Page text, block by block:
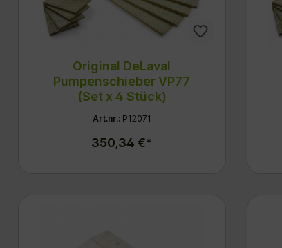
Original DeLaval
Pumpenschieber VP77
(Set x 4 Stück)
Art.nr.: P12071
350,34 €*